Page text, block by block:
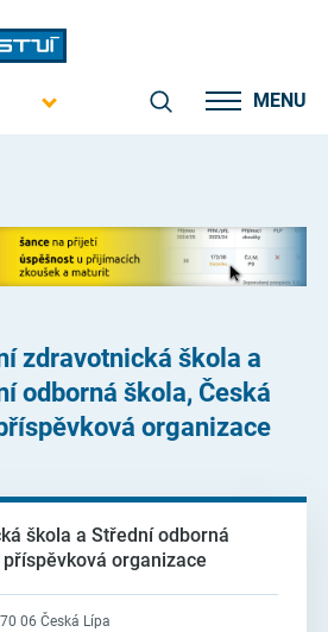
MENU
zdravotnická škola a
odborná škola, Česká
organizace
škola a Střední odborná
organizace
06 Česká Lípa